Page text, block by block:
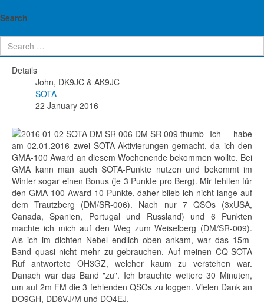
Search
SOTA: DM/SR-006 und DM/SR-009 -
02.01.2016
Details
John, DK9JC & AK9JC
SOTA
22 January 2016
Ich habe
am 02.01.2016 zwei SOTA-Aktivierungen gemacht, da ich den
GMA-100 Award an diesem Wochenende bekommen wollte. Bei
GMA kann man auch SOTA-Punkte nutzen und bekommt im
Winter sogar einen Bonus (je 3 Punkte pro Berg). Mir fehlten für
den GMA-100 Award 10 Punkte, daher blieb ich nicht lange auf
dem Trautzberg (DM/SR-006). Nach nur 7 QSOs (3xUSA,
Canada, Spanien, Portugal und Russland) und 6 Punkten
machte ich mich auf den Weg zum Weiselberg (DM/SR-009).
Als ich im dichten Nebel endlich oben ankam, war das 15m-
Band quasi nicht mehr zu gebrauchen. Auf meinen CQ-SOTA
Ruf antwortete OH3GZ, welcher kaum zu verstehen war.
Danach war das Band "zu". Ich brauchte weitere 30 Minuten,
um auf 2m FM die 3 fehlenden QSOs zu loggen. Vielen Dank an
DO9GH, DD8VJ/M und DO4EJ.